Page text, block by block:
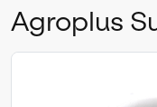
Agroplus